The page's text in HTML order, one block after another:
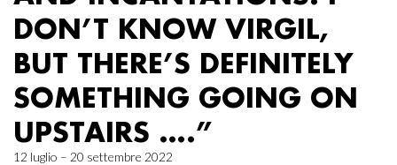
DON’T KNOW VIRGIL,
BUT THERE’S DEFINITELY
SOMETHING GOING ON
UPSTAIRS ….”
12 luglio – 20 settembre 2022